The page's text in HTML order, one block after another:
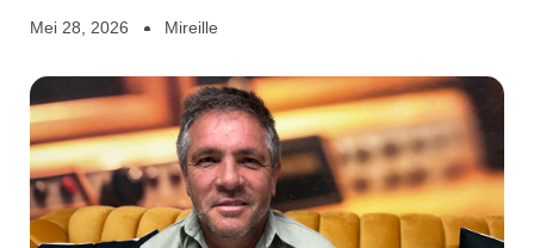
Mei 28, 2026 Mireille